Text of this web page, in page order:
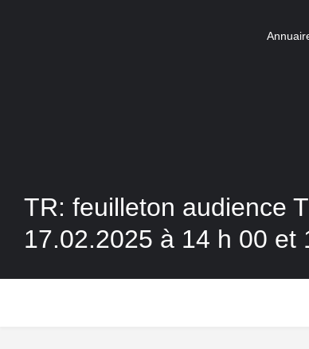
TR: feuilleton audience
17.02.2025 à 14 h 00 et